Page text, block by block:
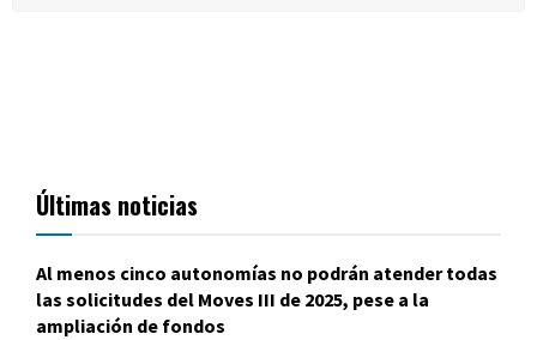
Últimas noticias
Al menos cinco autonomías no podrán atender todas
las solicitudes del Moves III de 2025, pese a la
ampliación de fondos